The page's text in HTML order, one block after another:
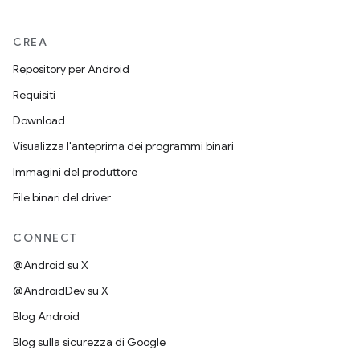
CREA
Repository per Android
Requisiti
Download
Visualizza l'anteprima dei programmi binari
Immagini del produttore
File binari del driver
CONNECT
@Android su X
@AndroidDev su X
Blog Android
Blog sulla sicurezza di Google